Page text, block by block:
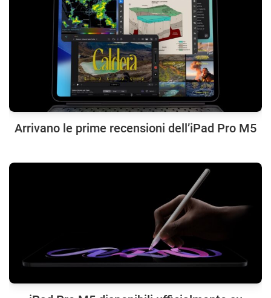
Arrivano le prime recensioni dell’iPad Pro M5